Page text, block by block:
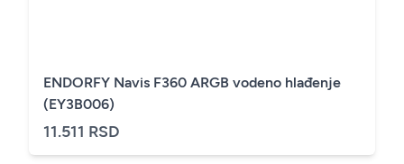
ENDORFY Navis F360 ARGB vodeno hlađenje
(EY3B006)
11.511 RSD